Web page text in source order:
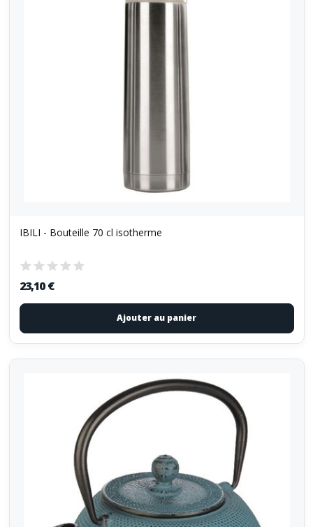
IBILI - Bouteille 70 cl isotherme
23,10 €
Ajouter au panier